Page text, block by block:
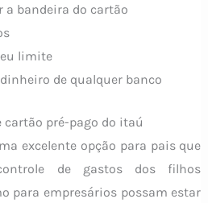
a bandeira do cartão
limite
dinheiro de qualquer banco
pré-pago do itaú
excelente opção para pais que
de gastos dos filhos
para empresários possam estar